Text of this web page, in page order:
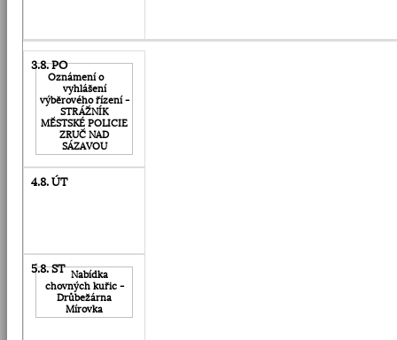
Oznámení o
vyhlášení
výběrového řízení -
STRÁŽNÍK
MĚSTSKÉ POLICIE
ZRUČ NAD
SÁZAVOU
Nabídka
chovných kuřic -
Drůbežárna
Mírovka